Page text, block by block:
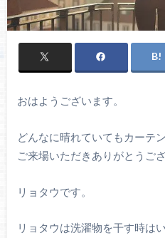
おはようございます。
どんなに晴れていてもカーテ
ご来場いただきありがとうござ
リョタウです。
リョタウは洗濯物を干す時は